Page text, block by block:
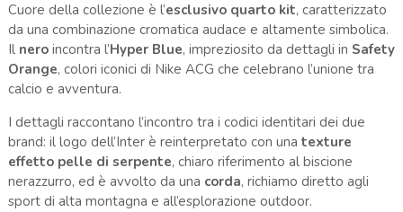
Cuore della collezione è l’esclusivo quarto kit, caratterizzato
da una combinazione cromatica audace e altamente simbolica.
Il neroincontra l’Hyper Blue, impreziosito da dettagli in Safety
Orange, colori iconici di Nike ACG che celebrano l’unione tra
calcio e avventura.
I dettagli raccontano l’incontro tra i codici identitari dei due
brand: il logo dell’Inter è reinterpretato con una texture
effetto pelle di serpente, chiaro riferimento al biscione
nerazzurro, ed è avvolto da una corda, richiamo diretto agli
sport di alta montagna e all’esplorazione outdoor.